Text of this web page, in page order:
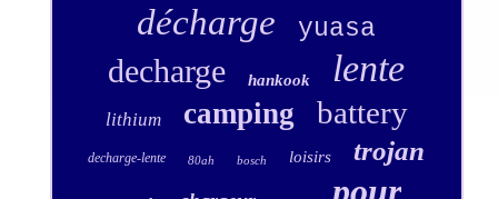
décharge yuasa
decharge hankook lente
lithium camping battery
decharge-lente 80ah bosch loisirs trojan
pour